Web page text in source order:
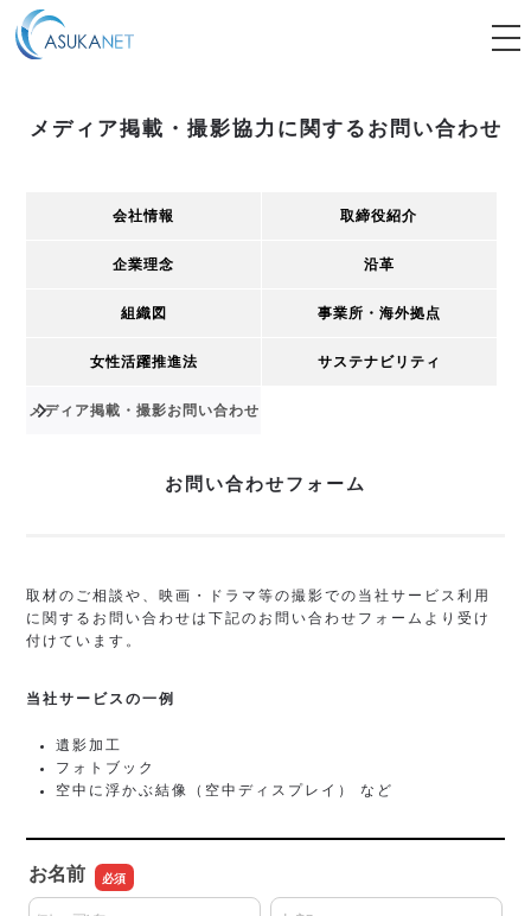
メディア掲載・撮影協力に関するお問い合わせ
会社情報 取締役紹介
企業理念 沿革
組織図 事業所・海外拠点
女性活躍推進法 サステナビリティ
メディア掲載・撮影お問い合わせ
お問い合わせフォーム
取材のご相談や、映画・ドラマ等の撮影での当社サービス利用
に関するお問い合わせは下記のお問い合わせフォームより受け
付けています。
当社サービスの一例
遺影加工
フォトブック
空中に浮かぶ結像（空中ディスプレイ） など